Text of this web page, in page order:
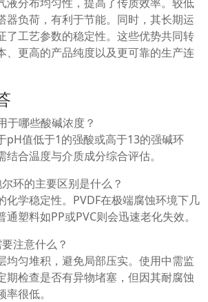
器负荷，有利于节能。同时，其长期运
了工艺参数的稳定性。这些优势共同转
、更高的产品纯度以及更可靠的生产连
于哪些酸碱浓度？
pH值低于1的强酸或高于13的强碱环
合温度与介质成分综合评估。
环的主要区别是什么？
化学稳定性。PVDF在极端腐蚀环境下几
塑料如PP或PVC则会迅速老化失效。
注意什么？
均匀堆积，避免局部压实。使用中需监
期检查是否有异物堵塞，但因其耐腐蚀
很低。